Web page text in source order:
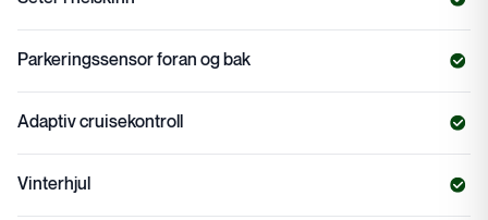
Parkeringssensor foran og bak
Adaptiv cruisekontroll
Vinterhjul